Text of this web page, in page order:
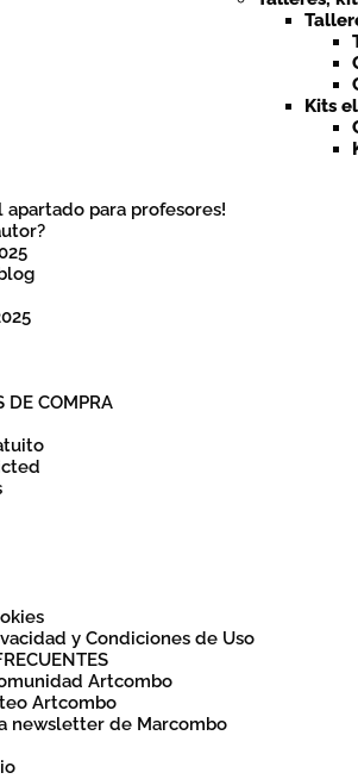
Kits
apartado para profesores!
DE COMPRA
y Condiciones de Uso
Artcombo
Artcombo
newsletter de Marcombo